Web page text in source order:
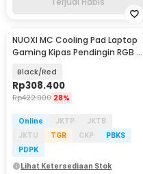
NUOXI MC Cooling Pad Laptop
Gaming Kipas Pendingin RGB 2
Black/Red
Rp308.400
Rp422.900 28%
Online JKTP
JKTB
JKTU
TGR CKP
PBKS
PDPK
Lihat Ketersediaan Stok